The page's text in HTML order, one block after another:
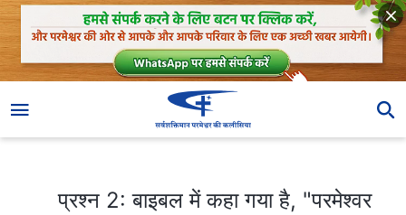
प्रश्न 2: बाइबल में कहा गया है, "परमेश्वर